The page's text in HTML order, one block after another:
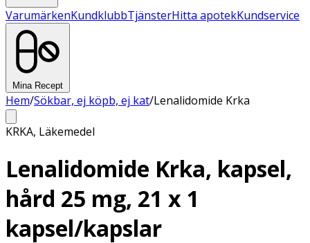
VarumärkenKundklubbTjänsterHitta apotekKundservice
Mina Recept
Hem/Sökbar, ej köpb, ej kat/Lenalidomide Krka
KRKA, Läkemedel
Lenalidomide Krka, kapsel,
hård 25 mg, 21 x 1
kapsel/kapslar